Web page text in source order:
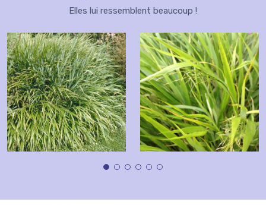
Elles lui ressemblent beaucoup !